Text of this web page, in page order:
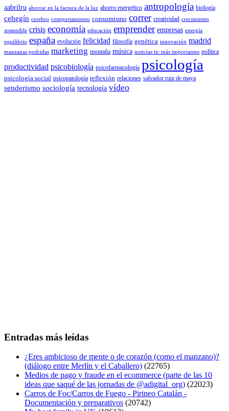
aabrilru ahorrar en la factura de la luz ahorro energético antropología biología
cehegín cerebro comportamiento consumismo correr creatividad crecimiento
sostenible crisis economía educación emprender empresas energía
equilibrio españa evolución felicidad filosofía genética innovación madrid
manzanas podridas marketing montaña música noticias tic más importantes política
productividad psicobiología psicofarmacología psicología
psicología social psicopatología reflexión relaciones salvador ruiz de maya
senderismo sociología tecnología vídeo
Entradas más leídas
¿Eres ambicioso de mente o de corazón (como el manzano)?
(diálogo entre Merlín y el Caballero) (22765)
Medios de pago y fraude en el ecommerce (parte de las 10
ideas que saqué de las jornadas de @adigital_org) (22023)
Carros de Foc/Carros de Fuego - Pirineo Catalán -
Documentación y preparativos (20742)